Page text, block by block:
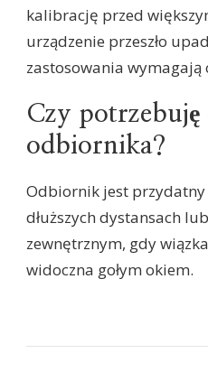
kalibrację przed
urządzenie przeszło
zastosowania wymagają
Czy
odbiornika?
Odbiornik jest przydatny
dłuższych dystansach
zewnętrznym, gdy
widoczna gołym okiem.